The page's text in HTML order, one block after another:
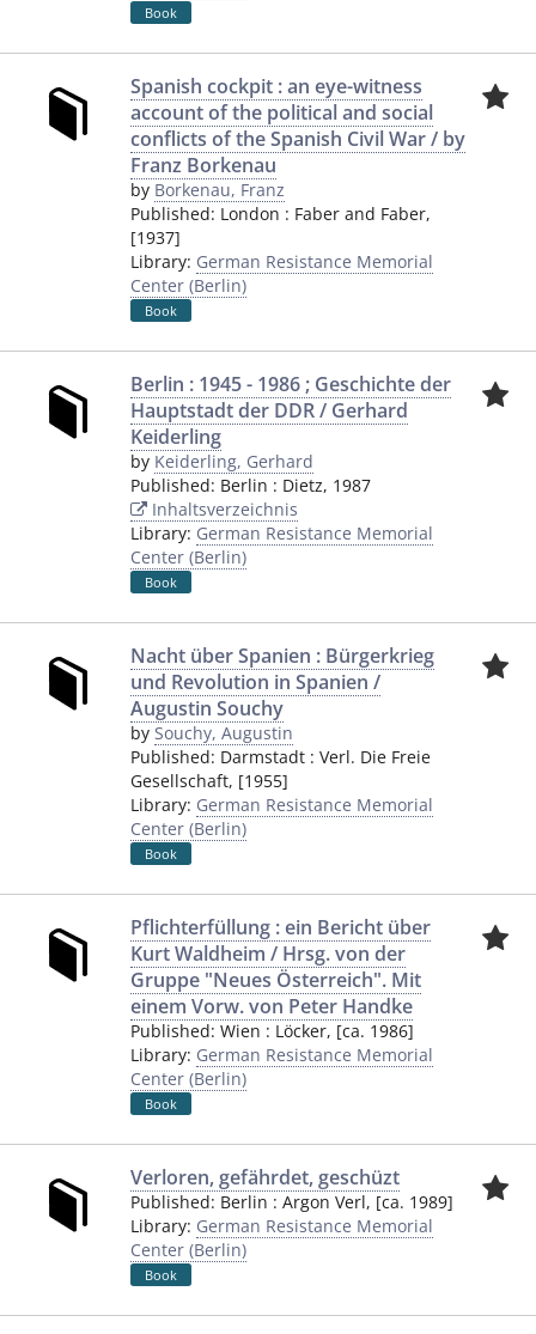
Book
Spanish cockpit : an eye-witness
account of the political and social
conflicts of the Spanish Civil War / by
Franz Borkenau
by Borkenau, Franz
Published: London : Faber and Faber,
[1937]
Library: German Resistance Memorial
Center (Berlin)
Book
Berlin : 1945 - 1986 ; Geschichte der
Hauptstadt der DDR / Gerhard
Keiderling
by Keiderling, Gerhard
Published: Berlin : Dietz, 1987
Inhaltsverzeichnis
Library: German Resistance Memorial
Center (Berlin)
Book
Nacht über Spanien : Bürgerkrieg
und Revolution in Spanien /
Augustin Souchy
by Souchy, Augustin
Published: Darmstadt : Verl. Die Freie
Gesellschaft, [1955]
Library: German Resistance Memorial
Center (Berlin)
Book
Pflichterfüllung : ein Bericht über
Kurt Waldheim / Hrsg. von der
Gruppe "Neues Österreich". Mit
einem Vorw. von Peter Handke
Published: Wien : Löcker, [ca. 1986]
Library: German Resistance Memorial
Center (Berlin)
Book
Verloren, gefährdet, geschüzt
Published: Berlin : Argon Verl, [ca. 1989]
Library: German Resistance Memorial
Center (Berlin)
Book